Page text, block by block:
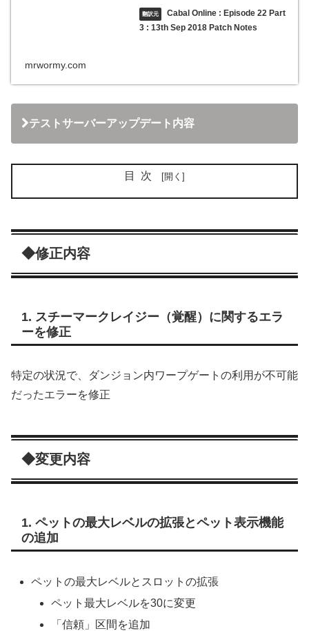
Cabal Online : Episode 22 Part
3 : 13th Sep 2018 Patch Notes
mrwormy.com
テストサーバーアップデート内容
目次
◆修正内容
1. スチーマークレイジー（覚醒）に関するエラ
ーを修正
特定の状況で、ダンジョン内ワープゲートの利用が不可能
だったエラーを修正
◆変更内容
1. ペットの最大レベルの拡張とペット表示機能
の追加
ペットの最大レベルとスロットの拡張
ペット最大レベルを30に変更
「信頼」区間を追加